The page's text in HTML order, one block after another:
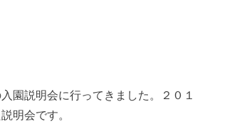
園説明会に行ってきました。２０１
明会です。